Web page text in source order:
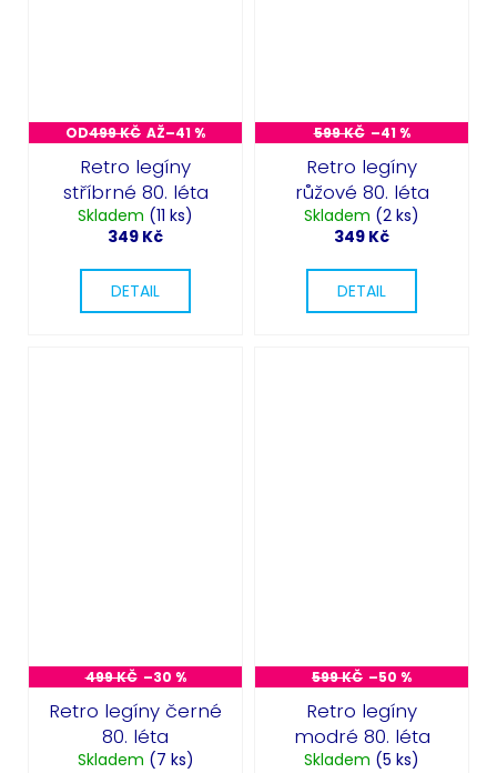
OD499 KČ AŽ–41 %
Retro legíny
stříbrné 80. léta
Skladem (11 ks)
349 Kč
DETAIL
599 KČ –41 %
Retro legíny
růžové 80. léta
Skladem (2 ks)
349 Kč
DETAIL
499 KČ –30 %
Retro legíny černé
80. léta
Skladem (7 ks)
599 KČ –50 %
Retro legíny
modré 80. léta
Skladem (5 ks)